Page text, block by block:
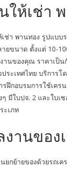
ให้เช่า
เช่า พานทอง รูปแบบ
ายขนาด ตั้งแต่ 10-
านของคุณ ราคาเป็น
ระเทศไทย บริการโ
ฝึกอบรมการใช้เคร
มีใบปจ. 2 และใบเ
ะเภท
งานของ
ยกย้ายของด้วยรถเ